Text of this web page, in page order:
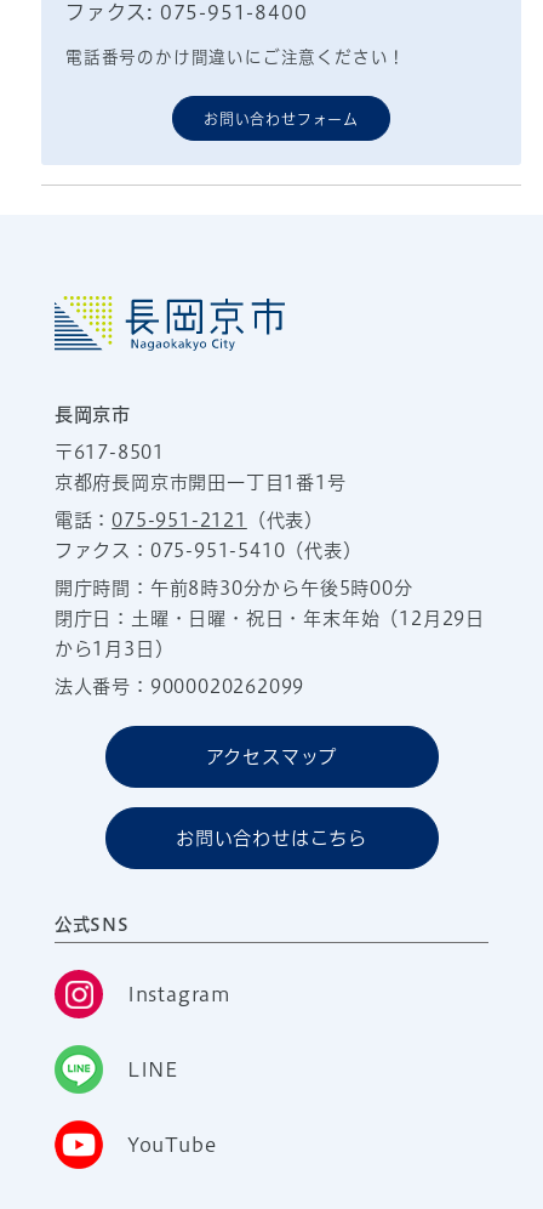
ファクス: 075-951-8400
電話番号のかけ間違いにご注意ください！
お問い合わせフォーム
長岡京市
〒617-8501
京都府長岡京市開田一丁目1番1号
電話：075-951-2121
（代表）
ファクス：075-951-5410（代表）
開庁時間：午前8時30分から午後5時00分
閉庁日：土曜・日曜・祝日・年末年始（12月29日
から1月3日）
法人番号：9000020262099
アクセスマップ
お問い合わせはこちら
公式SNS
Instagram
LINE
YouTube